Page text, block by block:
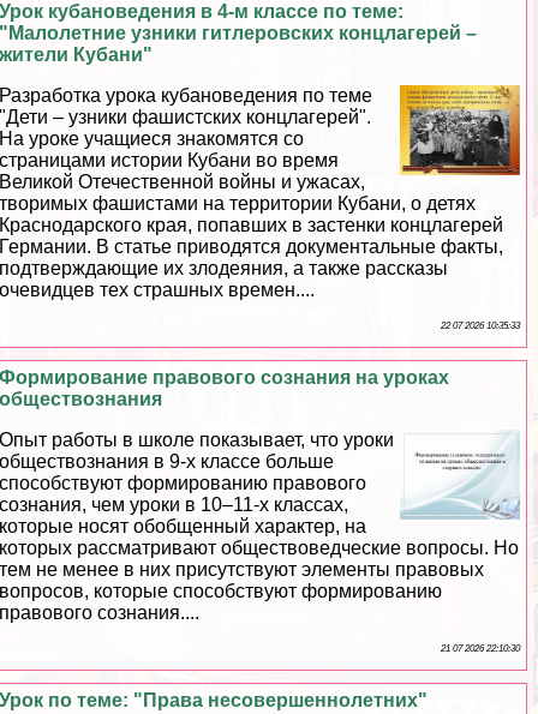
Урок кубановедения в 4-м классе по теме:
"Малолетние узники гитлеровских концлагерей –
жители Кубани"
Разработка урока кубановедения по теме
"Дети – узники фашистских концлагерей".
На уроке учащиеся знакомятся со
страницами истории Кубани во время
Великой Отечественной войны и ужасах,
творимых фашистами на территории Кубани, о детях
Краснодарского края, попавших в застенки концлагерей
Германии. В статье приводятся документальные факты,
подтверждающие их злодеяния, а также рассказы
очевидцев тех страшных времен....
22 07 2026 10:35:33
Формирование правового сознания на уроках
обществознания
Опыт работы в школе показывает, что уроки
обществознания в 9-х классе больше
способствуют формированию правового
сознания, чем уроки в 10–11-х классах,
которые носят обобщенный хаpaктер, на
которых рассматривают обществоведческие вопросы. Но
тем не менее в них присутствуют элементы правовых
вопросов, которые способствуют формированию
правового сознания....
21 07 2026 22:10:30
Урок по теме: "Права несовершеннолетних"